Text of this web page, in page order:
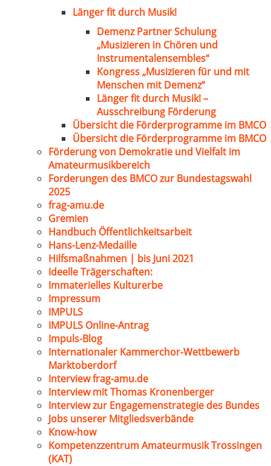
Länger fit durch Musik!
Demenz Partner Schulung
„Musizieren in Chören und
Instrumentalensembles“
Kongress „Musizieren für und mit
Menschen mit Demenz“
Länger fit durch Musik! –
Ausschreibung Förderung
Übersicht die Förderprogramme im BMCO
Übersicht die Förderprogramme im BMCO
Förderung von Demokratie und Vielfalt im
Amateurmusikbereich
Forderungen des BMCO zur Bundestagswahl
2025
frag-amu.de
Gremien
Handbuch Öffentlichkeitsarbeit
Hans-Lenz-Medaille
Hilfsmaßnahmen | bis Juni 2021
Ideelle Trägerschaften:
Immaterielles Kulturerbe
Impressum
IMPULS
IMPULS Online-Antrag
Impuls-Blog
Internationaler Kammerchor-Wettbewerb
Marktoberdorf
Interview frag-amu.de
Interview mit Thomas Kronenberger
Interview zur Engagemenstrategie des Bundes
Jobs unserer Mitgliedsverbände
Know-how
Kompetenzzentrum Amateurmusik Trossingen
(KAT)